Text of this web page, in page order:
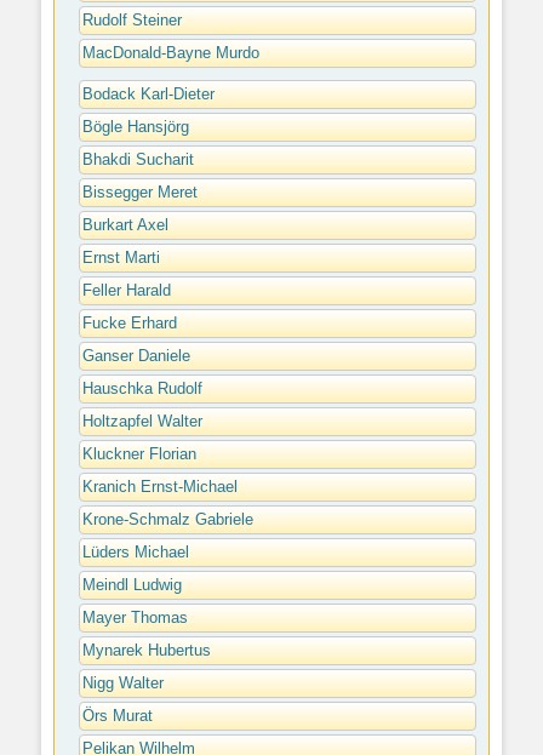
Rudolf Steiner
MacDonald-Bayne Murdo
Bodack Karl-Dieter
Bögle Hansjörg
Bhakdi Sucharit
Bissegger Meret
Burkart Axel
Ernst Marti
Feller Harald
Fucke Erhard
Ganser Daniele
Hauschka Rudolf
Holtzapfel Walter
Kluckner Florian
Kranich Ernst-Michael
Krone-Schmalz Gabriele
Lüders Michael
Meindl Ludwig
Mayer Thomas
Mynarek Hubertus
Nigg Walter
Örs Murat
Pelikan Wilhelm